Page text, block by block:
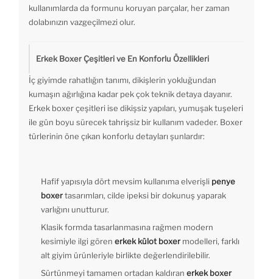
kullanımlarda da formunu koruyan parçalar, her zaman
dolabınızın vazgeçilmezi olur.
Erkek Boxer Çeşitleri ve En Konforlu Özellikleri
İç giyimde rahatlığın tanımı, dikişlerin yokluğundan
kumaşın ağırlığına kadar pek çok teknik detaya dayanır.
Erkek boxer çeşitleri ise dikişsiz yapıları, yumuşak tuşeleri
ile gün boyu sürecek tahrişsiz bir kullanım vadeder. Boxer
türlerinin öne çıkan konforlu detayları şunlardır:
Hafif yapısıyla dört mevsim kullanıma elverişli penye
boxertasarımları, cilde ipeksi bir dokunuş yaparak
varlığını unutturur.
Klasik formda tasarlanmasına rağmen modern
kesimiyle ilgi gören erkek külot boxermodelleri, farklı
alt giyim ürünleriyle birlikte değerlendirilebilir.
Sürtünmeyi tamamen ortadan kaldıran erkek boxer